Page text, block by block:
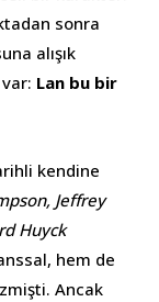
sonra
alışık
Lan bu bir
kendine
Jeffrey
Huyck
hem de
Ancak